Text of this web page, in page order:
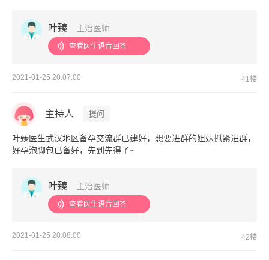
叶臻 主治医师
查看医生语音回答
2021-01-25 20:07:00 41楼
主持人 提问
叶臻医生武汉地区备孕交流群已建好，想要进群的姐妹抓紧进群，
好孕泡脚包已备好，先到先得了~
叶臻 主治医师
查看医生语音回答
2021-01-25 20:08:00 42楼